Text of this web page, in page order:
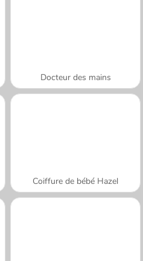
Docteur des mains
Coiffure de bébé Hazel